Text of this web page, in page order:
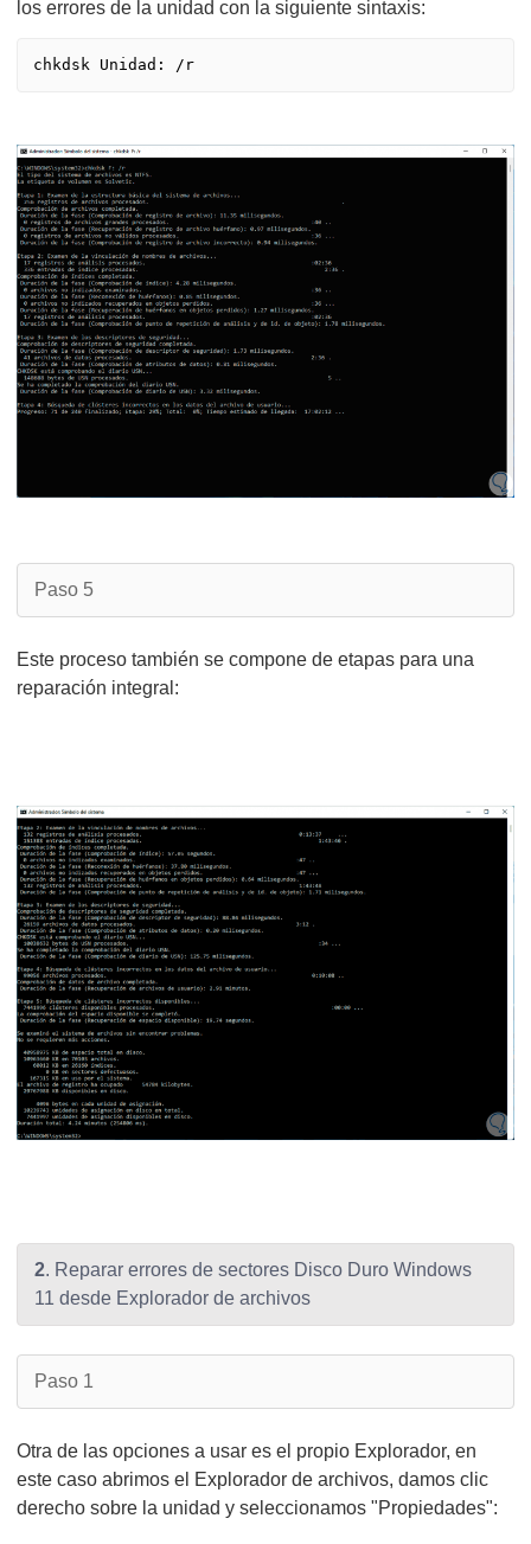
los errores de la unidad con la siguiente sintaxis:
Paso 5
Este proceso también se compone de etapas para una
reparación integral:
2. Reparar errores de sectores Disco Duro Windows
11 desde Explorador de archivos
Paso 1
Otra de las opciones a usar es el propio Explorador, en
este caso abrimos el Explorador de archivos, damos clic
derecho sobre la unidad y seleccionamos "Propiedades":